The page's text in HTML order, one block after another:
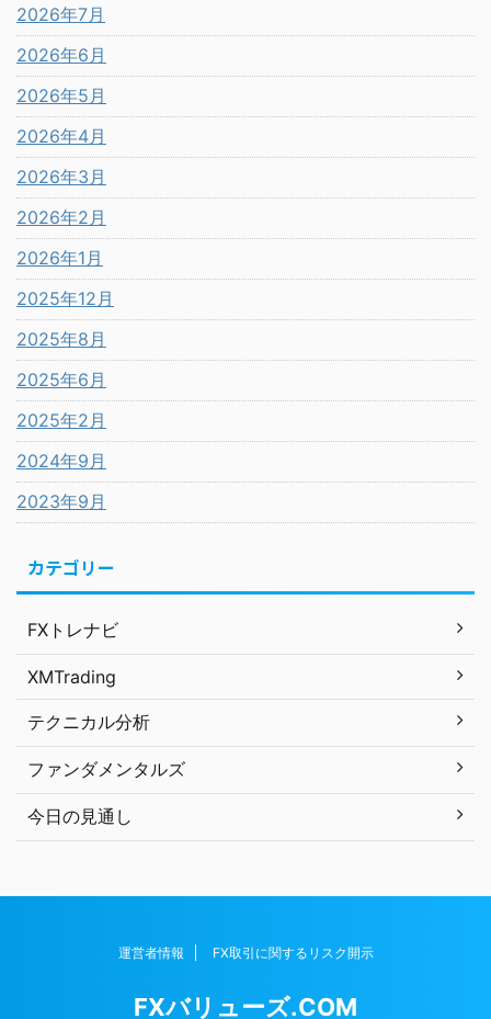
2026年7月
2026年6月
2026年5月
2026年4月
2026年3月
2026年2月
2026年1月
2025年12月
2025年8月
2025年6月
2025年2月
2024年9月
2023年9月
カテゴリー
FXトレナビ
XMTrading
テクニカル分析
ファンダメンタルズ
今日の見通し
運営者情報 FX取引に関するリスク開示
FXバリューズ.COM